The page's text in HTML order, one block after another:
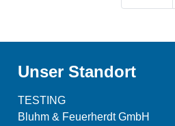
Unser Standort
TESTING
Bluhm & Feuerherdt GmbH